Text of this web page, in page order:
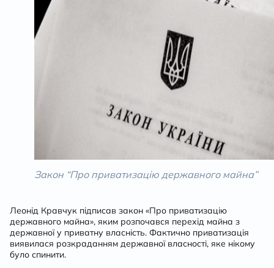
Закон “Про приватизацію державного майна”
Леонід Кравчук підписав закон «Про приватизацію
державного майна», яким розпочався перехід майна з
державної у приватну власність. Фактично приватизація
виявилася розкраданням державної власності, яке нікому
було спинити.